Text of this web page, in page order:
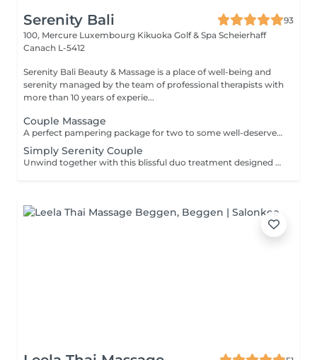
Serenity Bali
93
100, Mercure Luxembourg Kikuoka Golf & Spa Scheierhaff
Canach L-5412
Serenity Bali Beauty & Massage is a place of well-being and
serenity managed by the team of professional therapists with
more than 10 years of experie...
Couple Massage
A perfect pampering package for two to some well-deserved downtime and to spend some quality time together. Grab a loved one and treat yourselves.
Simply Serenity Couple
Unwind together with this blissful duo treatment designed for a couple. Begin with a 45 minutes full body massage to ease tension, improve circulation, and restore balance. Then enjoy a 30 minutes simply facial treatment, tailored to your skin type, featuring cleansing, gentle exfoliation, a shooting facial massage, and refreshing mask, leaving your skin glowing and hydrated.